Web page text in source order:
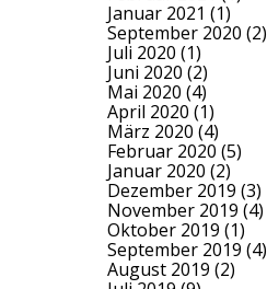
Januar 2021 (1)
September 2020 (2)
Juli 2020 (1)
Juni 2020 (2)
Mai 2020 (4)
April 2020 (1)
März 2020 (4)
Februar 2020 (5)
Januar 2020 (2)
Dezember 2019 (3)
November 2019 (4)
Oktober 2019 (1)
September 2019 (4)
August 2019 (2)